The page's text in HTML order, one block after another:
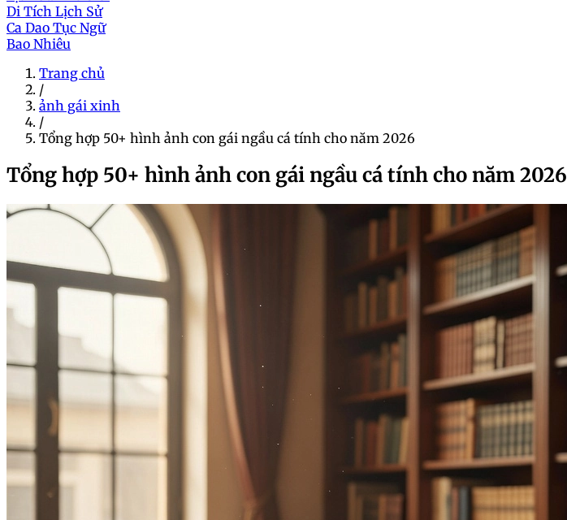
Di Tích Lịch Sử
Ca Dao Tục Ngữ
Bao Nhiêu
Trang chủ
/
ảnh gái xinh
/
Tổng hợp 50+ hình ảnh con gái ngầu cá tính cho năm 2026
Tổng hợp 50+ hình ảnh con gái ngầu cá tính cho năm 2026